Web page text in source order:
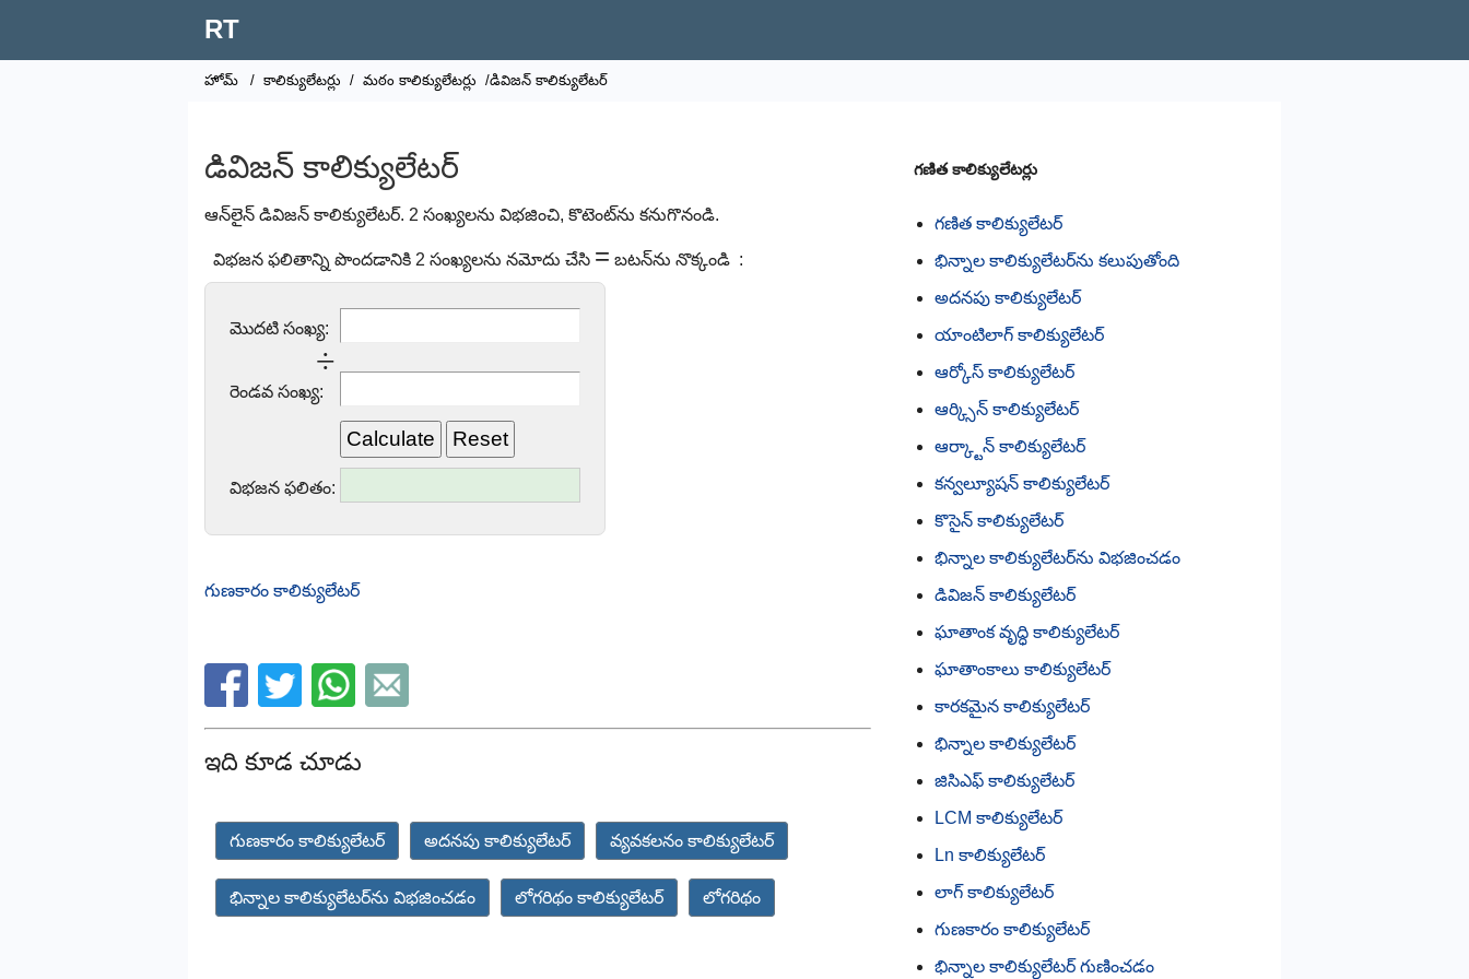
RT
హోమ్ / కాలిక్యులేటర్లు / మఠం కాలిక్యులేటర్లు /డివిజన్ కాలిక్యులేటర్
డివిజన్ కాలిక్యులేటర్
ఆన్‌లైన్ డివిజన్ కాలిక్యులేటర్. 2 సంఖ్యలను విభజించి, కొటెంట్‌ను కనుగొనండి.
విభజన ఫలితాన్ని పొందడానికి 2 సంఖ్యలను నమోదు చేసి = బటన్‌ను నొక్కండి :
మొదటి సంఖ్య:
÷
రెండవ సంఖ్య:
విభజన ఫలితం:
గుణకారం కాలిక్యులేటర్
ఇది కూడ చూడు
గుణకారం కాలిక్యులేటర్ అదనపు కాలిక్యులేటర్ వ్యవకలనం కాలిక్యులేటర్
భిన్నాల కాలిక్యులేటర్‌ను విభజించడం లోగరిథం కాలిక్యులేటర్ లోగరిథం
గణిత కాలిక్యులేటర్లు
గణిత కాలిక్యులేటర్
భిన్నాల కాలిక్యులేటర్‌ను కలుపుతోంది
అదనపు కాలిక్యులేటర్
యాంటిలాగ్ కాలిక్యులేటర్
ఆర్కోస్ కాలిక్యులేటర్
ఆర్క్సిన్ కాలిక్యులేటర్
ఆర్క్టాన్ కాలిక్యులేటర్
కన్వల్యూషన్ కాలిక్యులేటర్
కొసైన్ కాలిక్యులేటర్
భిన్నాల కాలిక్యులేటర్‌ను విభజించడం
డివిజన్ కాలిక్యులేటర్
ఘాతాంక వృద్ధి కాలిక్యులేటర్
ఘాతాంకాలు కాలిక్యులేటర్
కారకమైన కాలిక్యులేటర్
భిన్నాల కాలిక్యులేటర్
జిసిఎఫ్ కాలిక్యులేటర్
LCM కాలిక్యులేటర్
Ln కాలిక్యులేటర్
లాగ్ కాలిక్యులేటర్
గుణకారం కాలిక్యులేటర్
భిన్నాల కాలిక్యులేటర్ గుణించడం